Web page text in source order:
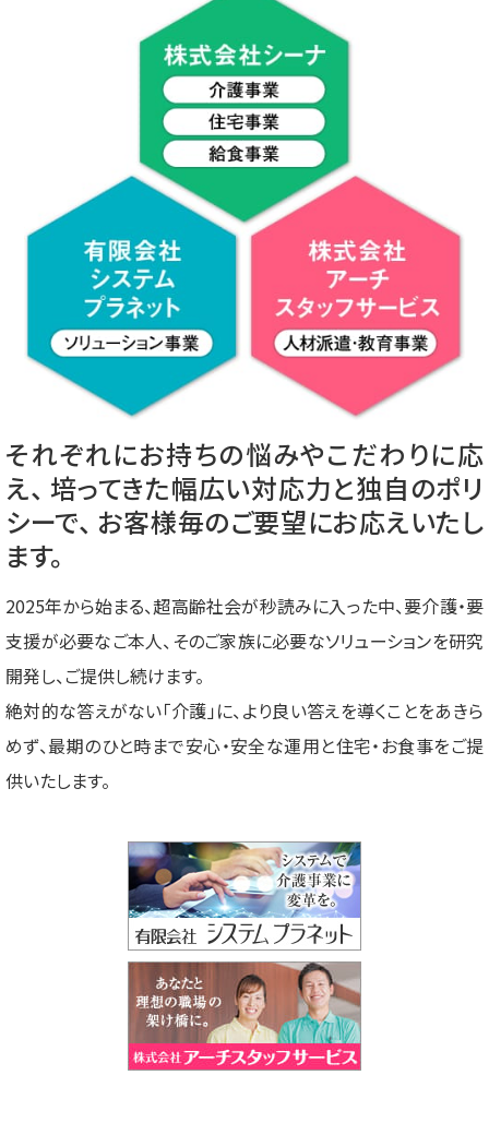
それぞれにお持ちの悩みやこだわりに応
え、 培ってきた幅広い対応力と独自のポリ
シーで、 お客様毎のご要望にお応えいたし
ます。
2025年から始まる、超高齢社会が秒読みに入った中、要介護・要
支援が必要なご本人、そのご家族に必要なソリューションを研究
開発し、ご提供し続けます。
絶対的な答えがない「介護」に、より良い答えを導くことをあきら
めず、最期のひと時まで安心・安全な運用と住宅・お食事をご提
供いたします。